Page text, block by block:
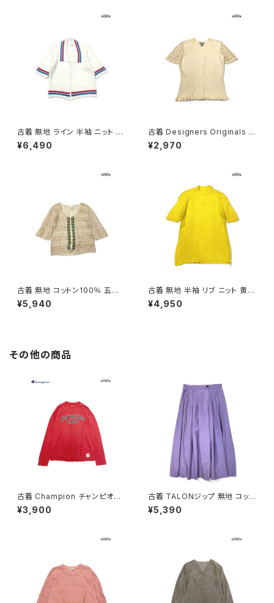
古着 無地 ライン 半袖 ニット 白
(ttu2603037)
¥6,490
古着 Designers Originals か
ぎ針編み 無地 半袖 ニット セー
ター ベージュ (ttu2603036)
¥2,970
古着 無地 コットン100％ 五分
袖 ニット ベージュ (ttu260601
2)
¥5,940
古着 無地 半袖 リブ ニット 黄 (t
tu2603038)
¥4,950
その他の商品
古着 Champion チャンピオン
NEW MEXICO LOBOS プリン
ト カットソー 長袖 Ｔシャツ 赤 (t
¥3,900
古着 TALONジップ 無地 コット
ン 膝丈 スカート 紫 (ba26070
02)
¥5,390